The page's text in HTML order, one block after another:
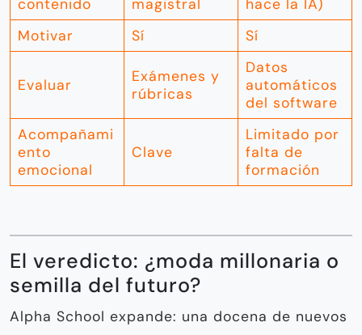
contenido
magistral
hace la IA)
Motivar
Sí Sí
Evaluar
Exámenes y
rúbricas
Datos
automáticos
del software
Acompañami
ento
emocional
Clave
Limitado por
falta de
formación
El veredicto: ¿moda millonaria o
semilla del futuro?
Alpha School expande: una docena de nuevos